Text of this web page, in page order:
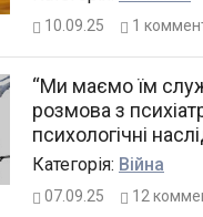
10.09.25 1
“Ми маємо їм
розмова з
психологічні
Категорiя: Війна
07.09.25 12